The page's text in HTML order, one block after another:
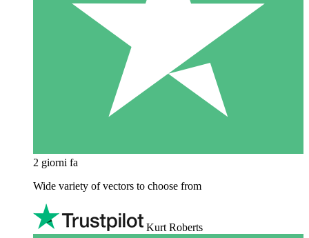
2 giorni fa
Wide variety of vectors to choose from
Kurt Roberts